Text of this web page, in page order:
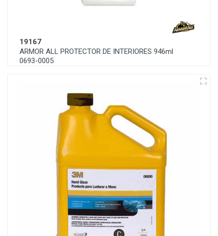
19167
ARMOR ALL PROTECTOR DE INTERIORES 946ml
0693-0005